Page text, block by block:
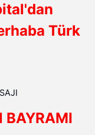
Türk
BAYRAMI